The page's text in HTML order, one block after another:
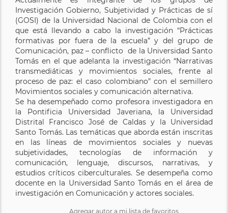
Investigación Gobierno, Subjetividad y Prácticas de sí
(GOSI) de la Universidad Nacional de Colombia con el
que está llevando a cabo la investigación “Prácticas
formativas por fuera de la escuela” y del grupo de
Comunicación, paz – conflicto de la Universidad Santo
Tomás en el que adelanta la investigación “Narrativas
transmediáticas y movimientos sociales, frente al
proceso de paz: el caso colombiano” con el semillero
Movimientos sociales y comunicación alternativa.
Se ha desempeñado como profesora investigadora en
la Pontificia Universidad Javeriana, la Universidad
Distrital Francisco José de Caldas y la Universidad
Santo Tomás. Las temáticas que aborda están inscritas
en las líneas de movimientos sociales y nuevas
subjetividades, tecnologías de información y
comunicación, lenguaje, discursos, narrativas, y
estudios críticos ciberculturales. Se desempeña como
docente en la Universidad Santo Tomás en el área de
investigación en Comunicación y actores sociales.
Agregar autor a mi lista de favoritos